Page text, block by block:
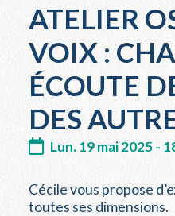
ATELIER
VOIX :
ÉCOUTE
DES
Lun. 19 mai 2025 -
Cécile vous propose
toutes ses dimensions.